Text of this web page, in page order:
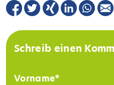
Schreib einen
Vorname*